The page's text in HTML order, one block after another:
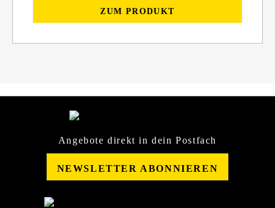
ZUM PRODUKT
Angebote direkt in dein Postfach
NEWSLETTER ABONNIEREN